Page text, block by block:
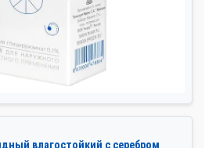
влагостойкий с серебром